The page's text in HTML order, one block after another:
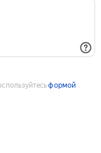
формой